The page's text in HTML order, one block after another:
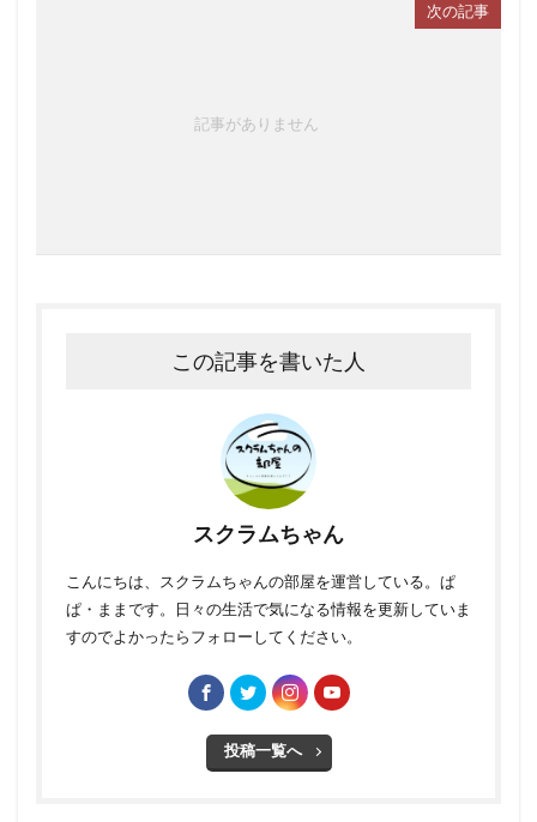
次の記事
記事がありません
この記事を書いた人
スクラムちゃん
こんにちは、スクラムちゃんの部屋を運営している。ぱ
ぱ・ままです。日々の生活で気になる情報を更新していま
すのでよかったらフォローしてください。
投稿一覧へ